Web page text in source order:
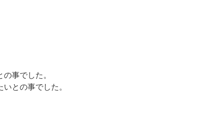
事でした。
との事でした。